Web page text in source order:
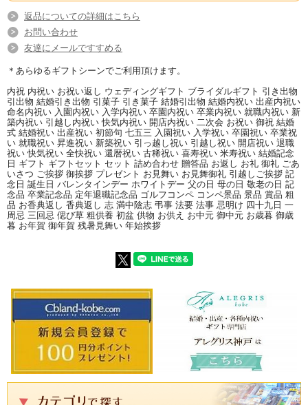
返品についての詳細はこちら
お問い合わせ
友達にメールですすめる
＊あらゆるギフトシーンでご利用頂けます。
内祝 内祝い お祝い返し ウェディングギフト ブライダルギフト 引き出物
引出物 結婚引き出物 引菓子 引き菓子 結婚引出物 結婚内祝い 出産内祝い
命名内祝い 入園内祝い 入学内祝い 卒園内祝い 卒業内祝い 就職内祝い 新
築内祝い 引越し内祝い 快気内祝い 開店内祝い 二次会 お祝い 御祝 結婚
式 結婚祝い 出産祝い 初節句 七五三 入園祝い 入学祝い 卒園祝い 卒業祝
い 就職祝い 昇進祝い 新築祝い 引っ越し祝い 引越し祝い 開店祝い 退職
祝い 快気祝い 全快祝い 還暦祝い 古稀祝い 喜寿祝い 米寿祝い 結婚記念
日 ギフト ギフトセット セット 詰め合わせ 贈答品 お返し お礼 御礼 ごあ
いさつ ご挨拶 御挨拶 プレゼント お見舞い お見舞御礼 引越しご挨拶 記
念日 誕生日 バレンタインデー ホワイトデー 父の日 母の日 敬老の日 記
念品 卒業記念品 定年退職記念品 ゴルフコンペ コンペ景品 景品 賞品 粗
品 お香典返し 香典返し 志 満中陰志 弔事 法要 法事 忌明け 四十九日 一
周忌 三回忌 偲び草 粗供養 初盆 供物 お供え お中元 御中元 お歳暮 御歳
暮 お年賀 御年賀 残暑見舞い 年始挨拶